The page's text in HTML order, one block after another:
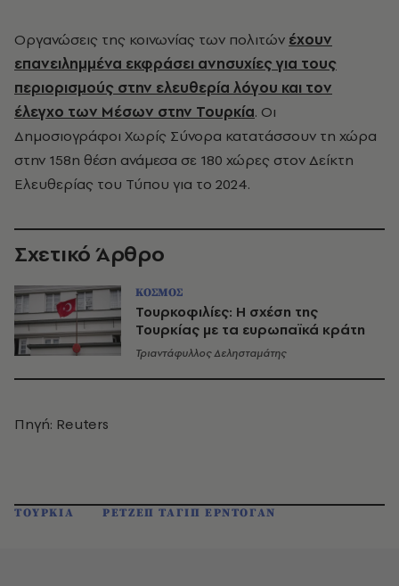
Οργανώσεις της κοινωνίας των πολιτών έχουν
επανειλημμένα εκφράσει ανησυχίες για τους
περιορισμούς στην ελευθερία λόγου και τον
έλεγχο των Μέσων στην Τουρκία. Οι
Δημοσιογράφοι Χωρίς Σύνορα κατατάσσουν τη χώρα
στην 158η θέση ανάμεσα σε 180 χώρες στον Δείκτη
Ελευθερίας του Τύπου για το 2024.
Σχετικό Άρθρο
ΚΟΣΜΟΣ
Τουρκοφιλίες: Η σχέση της
Τουρκίας με τα ευρωπαϊκά κράτη
Τριαντάφυλλος Δελησταμάτης
Πηγή: Reuters
ΤΟΥΡΚΙΑ ΡΕΤΖΕΠ ΤΑΓΙΠ ΕΡΝΤΟΓΑΝ